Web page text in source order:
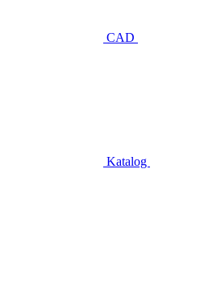
CAD
Katalog